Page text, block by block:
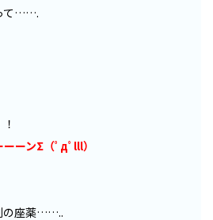
て…….
ーーンΣ（ﾟдﾟlll）
の座薬……..